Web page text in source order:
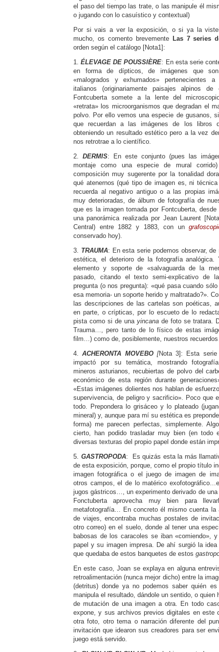
el paso del tiempo las trate, o las manipule él
o jugando con lo casuístico y contextual)
Por si vais a ver la exposición, o si ya la
mucho, os comento brevemente
Las 7 series
orden según el catálogo [Nota1]:
1.ÉLEVAGE DE POUSSIÈRE: En esta serie
en forma de dípticos, de imágenes que
«malogrados y exhumados» pertenecientes
italianos (originariamente paisajes alpinos
Fontcuberta somete a la lente del
«retrata» los microorganismos que degradan el
polvo. Por ello vemos una especie de gusanos,
que recuerdan a las imágenes de los libros
obteniendo un resultado estético pero a la vez
nos retrotrae a lo científico.
2. DERMIS: En este conjunto (pues las
montaje como una especie de mural
composición muy sugerente por la tonalidad
qué atenernos (qué tipo de imagen es, ni
recuerda al negativo antiguo o a las propias
muy deterioradas, de álbum de fotografía de
que es la imagen tomada por Fontcuberta,
una panorámica realizada por Jean Laurent
Central) entre 1882 y 1883, con un
conservado hoy).
3. TRAUMA: En esta serie podemos observar, de
estética, el deterioro de la fotografía
elemento y soporte de «salvaguarda de la
pasado, citando el texto semi-explicativo de
pregunta (o nos pregunta): «qué pasa cuando
esa memoria- un soporte herido y maltratado?».
las descripciones de las cartelas son poéticas,
en parte, o crípticas, por lo escueto de lo
pista como si de una yincana de foto se tratara.
Trauma…, pero tanto de lo físico de estas
film…) como de, posiblemente, nuestros
4.ACHERONTA MOVEBO [Nota 3]: Esta
impactó por su temática, mostrando
mineros asturianos, recubiertas de polvo del
económico de esta región durante
«Estas imágenes dolientes nos hablan de
supervivencia, de peligro y sacrificio». Poco que
todo. Prepondera lo grisáceo y lo plateado
mineral) y, aunque para mí su estética es
forma) me parecen perfectas, simplemente.
cierto, han podido trasladar muy bien (en todo
diversas texturas del propio papel donde están
5. GASTROPODA: Es quizás esta la más
de esta exposición, porque, como el propio título
imagen fotográfica o el juego de imagen de
otros campos, el de lo matérico
jugos gástricos…, un experimento derivado de
Fonctuberta aprovecha muy bien para
metafotografía… En concreto él mismo cuenta la
de viajes, encontraba muchas postales de
otro correo) en el suelo, donde al tener una
babosas de los caracoles se iban «comiendo»,
papel y su imagen impresa. De ahí surgió la
que quedaba de estos banquetes de estos
En este caso, Joan se explaya en alguna
retroalimentación (nunca mejor dicho) entre la
(detritus) donde ya no podemos saber quién
manipula el resultado, dándole un sentido, o quien
de mutación de una imagen a otra. En todo
expone, y sus archivos previos digitales en este
otra foto, otro tema o narración diferente del
invitación que idearon sus creadores para ser
juego está servido.